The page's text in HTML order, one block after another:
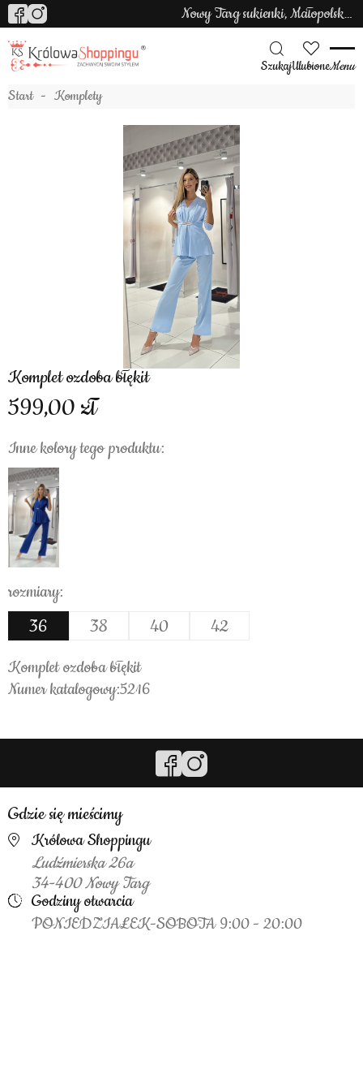
Nowy Targ sukienki, Małopolska sukienki
SzukajUlubioneMenu
Start Komplety
Komplet ozdoba błękit
599,00
Inne kolory tego produktu:
rozmiary:
36 38 40 42
Komplet ozdoba błękit
Numer katalogowy:5216
Gdzie się mieścimy
Królowa Shoppingu
Ludźmierska 26a
34-400 Nowy Targ
Godziny otwarcia
PONIEDZIAŁEK-SOBOTA 9:00 - 20:00